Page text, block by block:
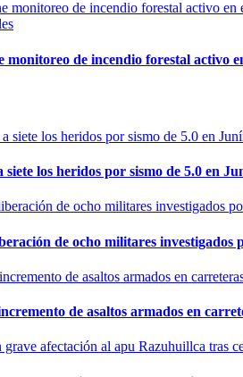
monitoreo de incendio forestal activo
los heridos por sismo de 5.0 en
de ocho militares investigados
de asaltos armados en